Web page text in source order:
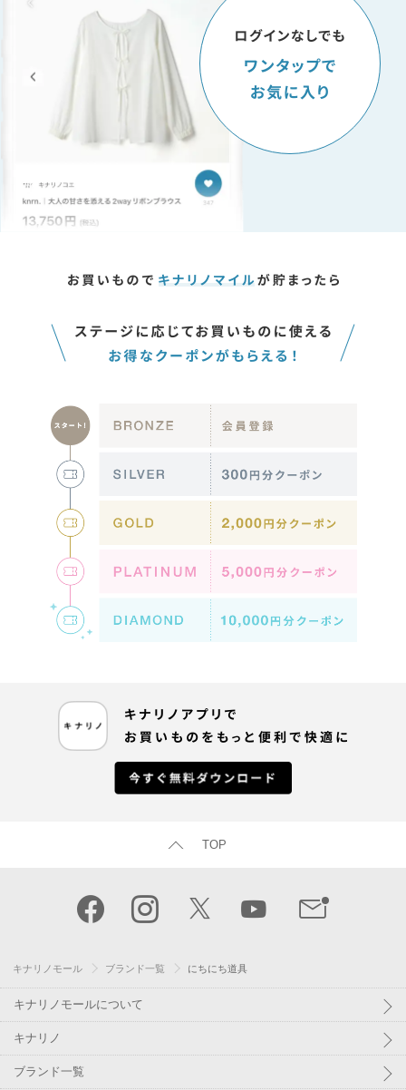
TOP
キナリノモール ブランド一覧 にちにち道具
キナリノモールについて
キナリノ
ブランド一覧